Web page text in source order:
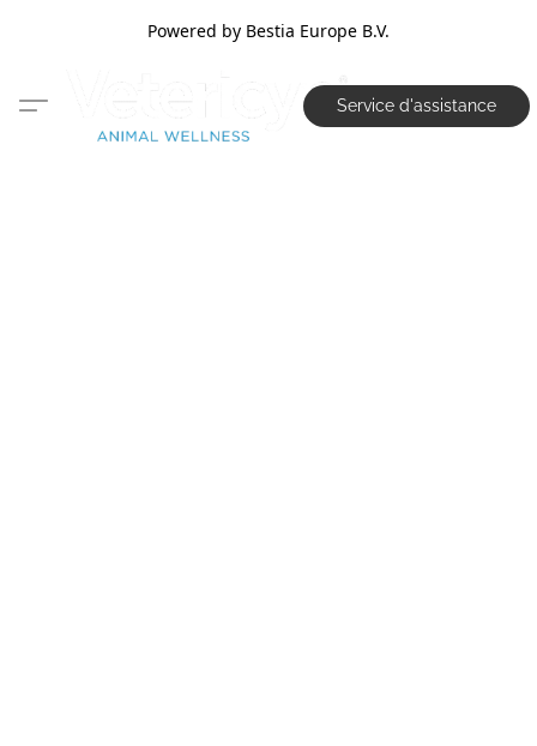
Powered by Bestia Europe B.V.
Service d'assistance